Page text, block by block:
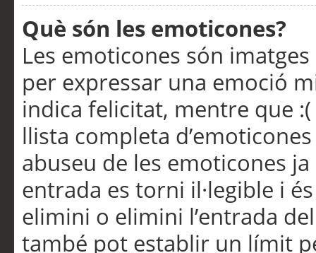
Què són les emoticones?
Les emoticones són
per expressar una emoció
indica felicitat, mentre que
llista completa
abuseu de les emoticones
entrada es torni il·legible i
elimini o elimini l’entrada
també pot establir un límit